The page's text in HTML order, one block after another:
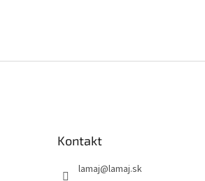
Kontakt
lamaj@lamaj.sk